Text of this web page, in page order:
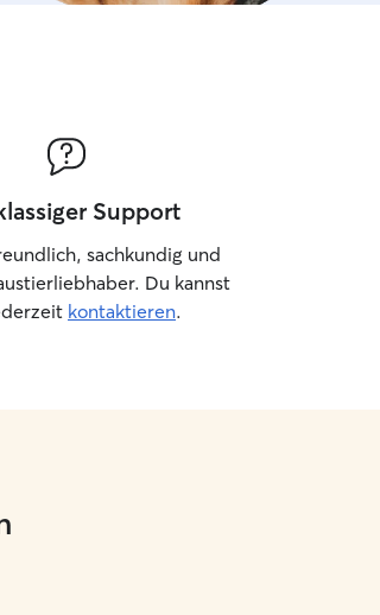
betreue, halte
Abläufe und
Spielen und
Hunde
wenig Stress
oder in ihrer
Support
sachkundig und
Du kannst
kontaktieren.